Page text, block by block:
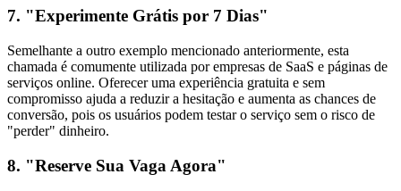
7. "Experimente Grátis por 7 Dias"
Semelhante a outro exemplo mencionado anteriormente, esta
chamada é comumente utilizada por empresas de SaaS e páginas de
serviços online. Oferecer uma experiência gratuita e sem
compromisso ajuda a reduzir a hesitação e aumenta as chances de
conversão, pois os usuários podem testar o serviço sem o risco de
"perder" dinheiro.
8. "Reserve Sua Vaga Agora"